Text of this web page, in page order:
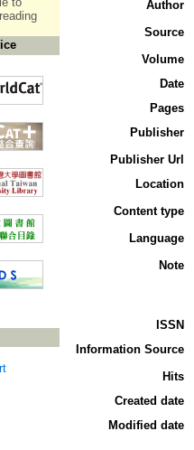
Author
Source
Volume
Date
Pages
Publisher
Publisher Url
Location
Content type
Language
Note
ISSN
Information Source
Hits
Created date
Modified date